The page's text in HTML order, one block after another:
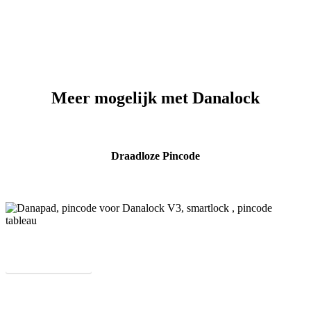
Meer mogelijk met Danalock
Draadloze Pincode